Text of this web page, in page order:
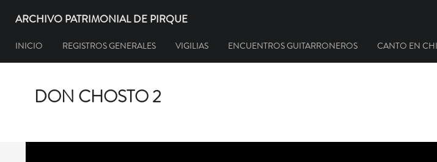
ARCHIVO PATRIMONIAL DE PIRQUE
INICIO
REGISTROS GENERALES VIGILIAS ENCUENTROS GUITARRONEROS CANTO EN
DON CHOSTO 2